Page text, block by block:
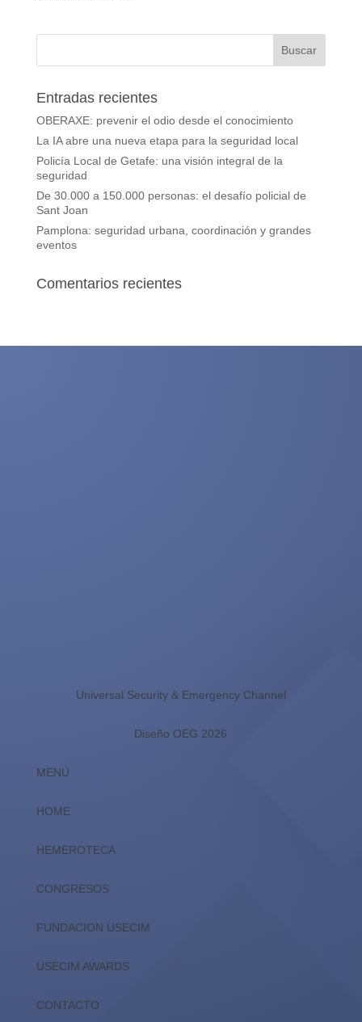
Entradas recientes
OBERAXE: prevenir el odio desde el conocimiento
La IA abre una nueva etapa para la seguridad local
Policía Local de Getafe: una visión integral de la
seguridad
De 30.000 a 150.000 personas: el desafío policial de
Sant Joan
Pamplona: seguridad urbana, coordinación y grandes
eventos
Comentarios recientes
Universal Security & Emergency Channel
Diseño OEG 2026
MENÚ
HOME
HEMEROTECA
CONGRESOS
FUNDACION USECIM
USECIM AWARDS
CONTACTO